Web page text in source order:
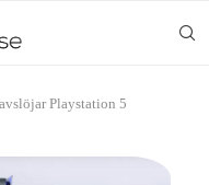
Playstation 5